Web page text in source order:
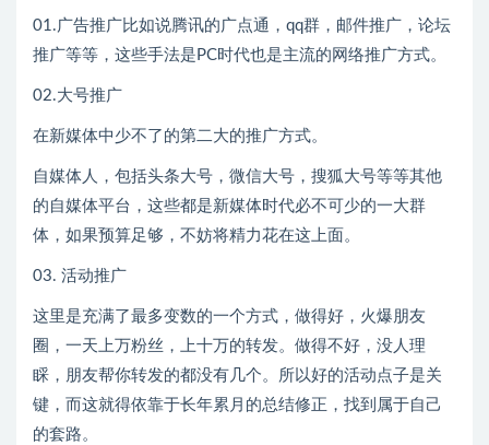
01.广告推广比如说腾讯的广点通，qq群，邮件推广，论坛
推广等等，这些手法是PC时代也是主流的网络推广方式。
02.大号推广
在新媒体中少不了的第二大的推广方式。
自媒体人，包括头条大号，微信大号，搜狐大号等等其他
的自媒体平台，这些都是新媒体时代必不可少的一大群
体，如果预算足够，不妨将精力花在这上面。
03. 活动推广
这里是充满了最多变数的一个方式，做得好，火爆朋友
圈，一天上万粉丝，上十万的转发。做得不好，没人理
睬，朋友帮你转发的都没有几个。所以好的活动点子是关
键，而这就得依靠于长年累月的总结修正，找到属于自己
的套路。